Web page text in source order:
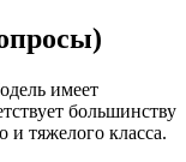
имеет
большинству
и тяжелого класса.